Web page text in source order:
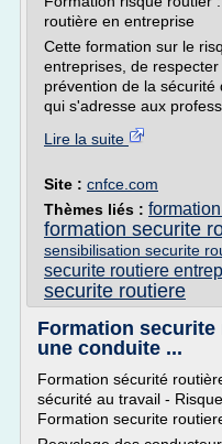
routière en entreprise
Cette formation sur le
entreprises, de
prévention de la sécurité
qui s'adresse aux
Lire la suite
Site : cnfce.com
Thèmes liés :
formation securite
sensibilisation securite
securite routiere
securite routiere
Formation
une conduite ...
Formation sécurité
sécurité au travail -
Formation securite